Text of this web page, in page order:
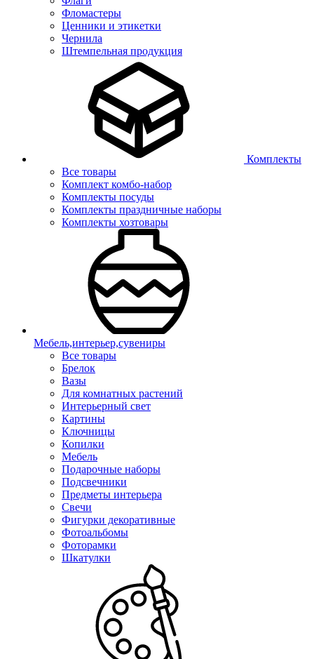
Фломастеры
Ценники и этикетки
Чернила
Штемпельная продукция
Комплекты
Все товары
Комплект комбо-набор
Комплекты посуды
Комплекты праздничные наборы
Комплекты хозтовары
Мебель,интерьер,сувениры
Все товары
Брелок
Вазы
Для комнатных растений
Интерьерный свет
Картины
Ключницы
Копилки
Мебель
Подарочные наборы
Подсвечники
Предметы интерьера
Свечи
Фигурки декоративные
Фотоальбомы
Фоторамки
Шкатулки